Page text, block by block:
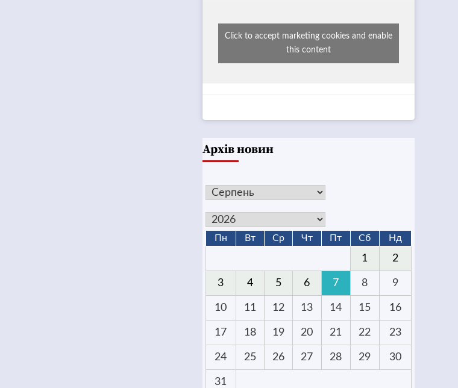
Click to accept marketing cookies and enable
this content
Архів новин
Пн Вт Ср Чт Пт Сб Нд
1 2
3 4 5 6 7 8 9
10 11 12 13 14 15 16
17 18 19 20 21 22 23
24 25 26 27 28 29 30
31